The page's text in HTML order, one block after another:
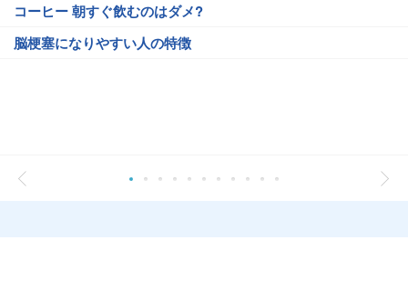
コーヒー 朝すぐ飲むのはダメ?
脳梗塞になりやすい人の特徴